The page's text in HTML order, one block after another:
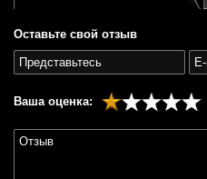
Оставьте свой отзыв
Ваша оценка: